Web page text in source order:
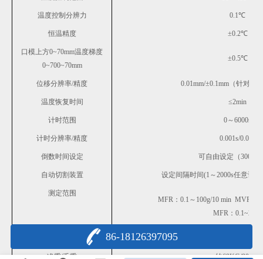
温度控制分辨力 0.1℃
恒温精度 ±0.2℃
口模上方0~70mm温度梯度
0~700~70mm
±0.5℃
位移分辨率/精度 0.01mm/±0.1mm（针对体
温度恢复时间 ≤2min
计时范围 0～6000s
计时分辨率/精度 0.001s/0.01s
倒数时间设定 可自由设定（300s/
自动切割装置 设定间隔时间(1～2000s任意设
测定范围
MFR：0.1～100g/10 min MVR：
MFR： 0.1~2500
净重/毛重 约69KG/90KG
86-18126397095